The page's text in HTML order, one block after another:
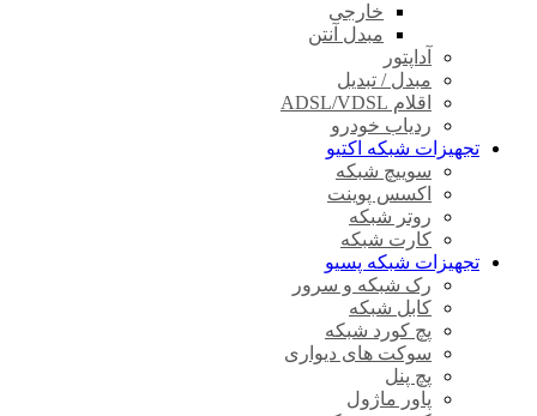
خارجی
مبدل آنتن
آداپتور
مبدل / تبدیل
اقلام ADSL/VDSL
ردیاب خودرو
تجهیزات شبکه اکتیو
سوییچ شبکه
اکسس پوینت
روتر شبکه
کارت شبکه
تجهیزات شبکه پسیو
رک شبکه و سرور
کابل شبکه
پچ کورد شبکه
سوکت های دیواری
پچ پنل
پاور ماژول